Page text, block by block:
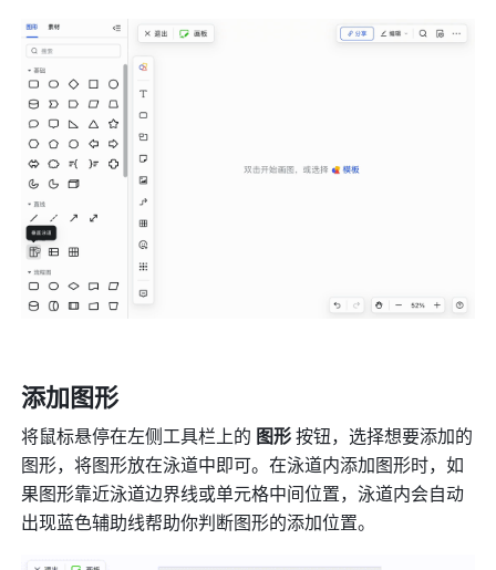
添加图形
将鼠标悬停在左侧工具栏上的 图形 按钮，选择想要添加的
图形，将图形放在泳道中即可。在泳道内添加图形时，如
果图形靠近泳道边界线或单元格中间位置，泳道内会自动
出现蓝色辅助线帮助你判断图形的添加位置。